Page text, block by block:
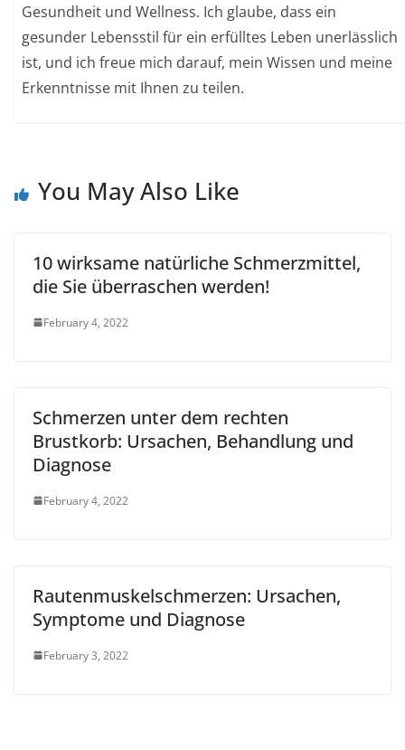
Gesundheit und Wellness. Ich glaube, dass ein
gesunder Lebensstil für ein erfülltes Leben unerlässlich
ist, und ich freue mich darauf, mein Wissen und meine
Erkenntnisse mit Ihnen zu teilen.
You May Also Like
10 wirksame natürliche Schmerzmittel,
die Sie überraschen werden!
February 4, 2022
Schmerzen unter dem rechten
Brustkorb: Ursachen, Behandlung und
Diagnose
February 4, 2022
Rautenmuskelschmerzen: Ursachen,
Symptome und Diagnose
February 3, 2022